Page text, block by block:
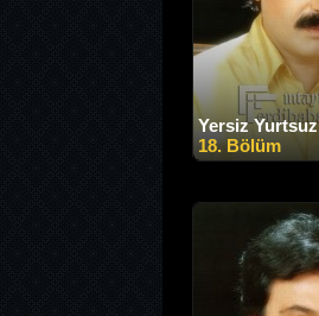
Yersiz Yurtsuz
18. Bölüm